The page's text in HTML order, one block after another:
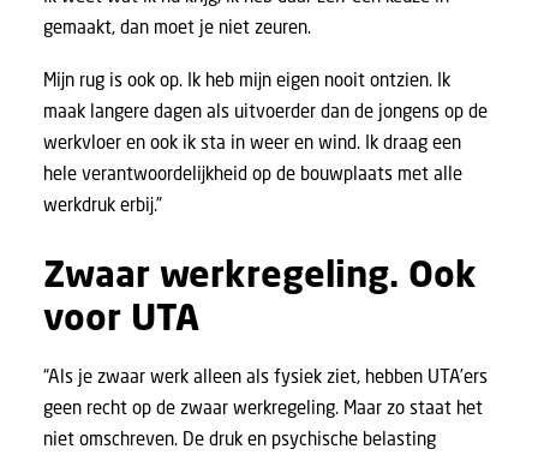
gemaakt, dan moet je niet zeuren.
Mijn rug is ook op. Ik heb mijn eigen nooit ontzien. Ik
maak langere dagen als uitvoerder dan de jongens op de
werkvloer en ook ik sta in weer en wind. Ik draag een
hele verantwoordelijkheid op de bouwplaats met alle
werkdruk erbij.”
Zwaar werkregeling. Ook
voor UTA
“Als je zwaar werk alleen als fysiek ziet, hebben UTA’ers
geen recht op de zwaar werkregeling. Maar zo staat het
niet omschreven. De druk en psychische belasting